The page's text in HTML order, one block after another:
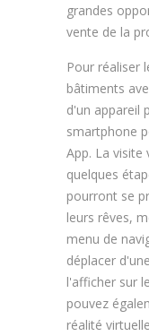
grandes
vente de la
Pour réaliser
bâtiments
d'un appareil
smartphone
App. La visite
quelques
pourront se
leurs rêves,
menu de
déplacer
l'afficher sur
pouvez
réalité